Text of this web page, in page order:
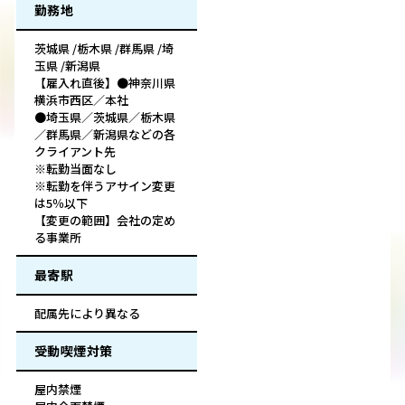
勤務地
茨城県 /栃木県 /群馬県 /埼
玉県 /新潟県
【雇入れ直後】●神奈川県
横浜市西区／本社
●埼玉県／茨城県／栃木県
／群馬県／新潟県などの各
クライアント先
※転勤当面なし
※転勤を伴うアサイン変更
は5％以下
【変更の範囲】会社の定め
る事業所
最寄駅
配属先により異なる
受動喫煙対策
屋内禁煙